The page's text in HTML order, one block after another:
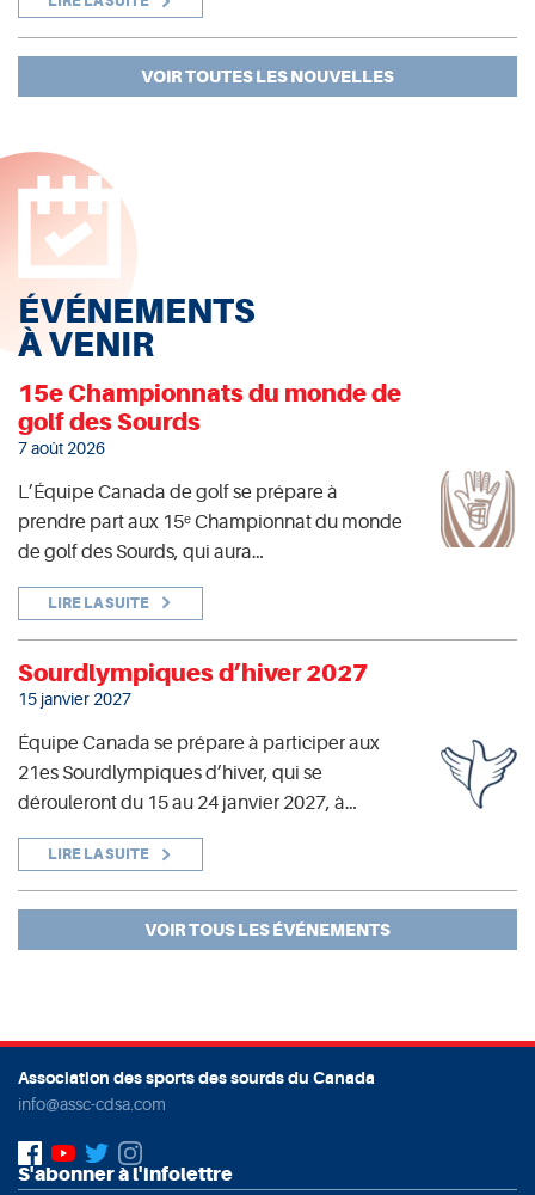
VOIR TOUTES LES NOUVELLES
ÉVÉNEMENTS
À VENIR
15e Championnats du monde de
golf des Sourds
7 août 2026
L’Équipe Canada de golf se prépare à
prendre part aux 15ᵉ Championnat du monde
de golf des Sourds, qui aura…
LIRE LA SUITE
Sourdlympiques d’hiver 2027
15 janvier 2027
Équipe Canada se prépare à participer aux
21es Sourdlympiques d’hiver, qui se
dérouleront du 15 au 24 janvier 2027, à…
LIRE LA SUITE
VOIR TOUS LES ÉVÉNEMENTS
Association des sports des sourds du Canada
info@assc-cdsa.com
S'abonner à l'infolettre